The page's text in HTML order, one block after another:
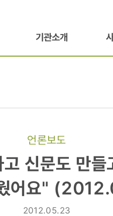
기관소개
언론보도
신문도 만
어요"
2012.05.23